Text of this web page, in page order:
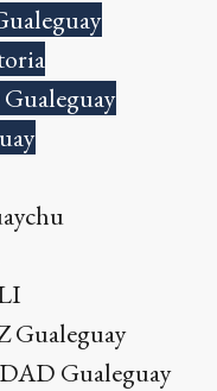
Gualeguay
Gualeguay